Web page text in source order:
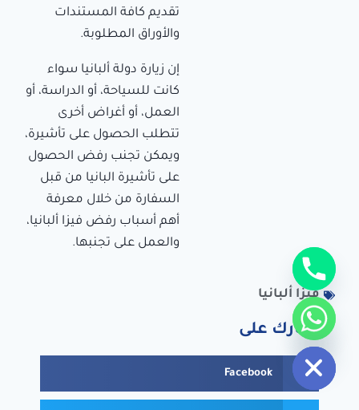
تقديم كافة المستندات
والأوراق المطلوبة.
إن زيارة دولة ألبانيا سواء
كانت للسياحة، أو الدراسة، أو
العمل، أو أغراض أخرى
تتطلب الحصول على تأشيرة،
ويمكن تجنب رفض الحصول
على تأشيرة البانيا من قبل
السفارة من خلال معرفة
أهم أسباب رفض فيزا ألبانيا،
والعمل على تجنبها.
فيزا ألبانيا
شارك على
Facebook
Hide